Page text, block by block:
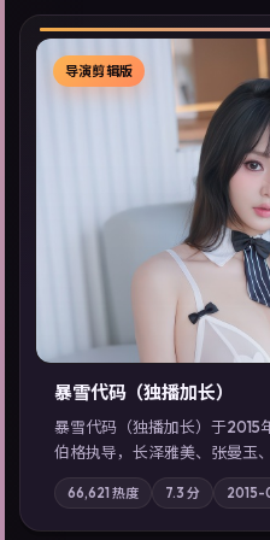
导演剪辑版
暴雪代码（独播加长）
暴雪代码（独播加长）于2015
伯格执导，长泽雅美、张曼玉
主轴，亲情与职责必须在倒计
化地域气质；站内亦可通过「
延展检索同类型高分佳作，畅
66,621 热度 7.3 分 2015-